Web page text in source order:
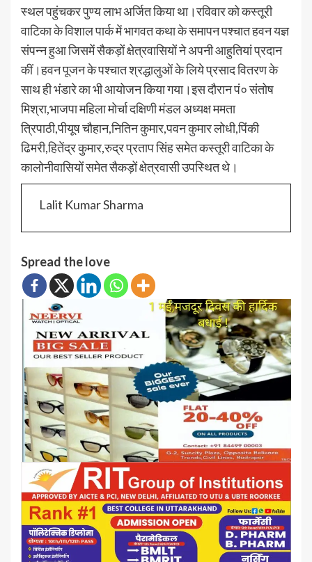
स्थल पहुंचकर पुण्य लाभ अर्जित किया था।रविवार को कस्तूरी
वाटिका के विशाल पार्क में भागवत कथा के समापन पश्चात हवन यज्ञ
संपन्न हुआ जिसमें सैकड़ों क्षेत्रवासियों ने अपनी आहुतियां प्रदान
कीं।हवन पूजन के पश्चात श्रद्धालुओं के लिये प्रसाद वितरण के
साथ ही भंडारे का भी आयोजन किया गया।इस दौरान पं० संतोष
मिश्रा,भाजपा महिला मोर्चा दक्षिणी मंडल अध्यक्ष ममता
त्रिपाठी,पीयूष चौहान,नितिन कुमार,पवन कुमार लोधी,पिंकी
ढिमरी,हितेंद्र कुमार,रुद्र प्रताप सिंह समेत कस्तूरी वाटिका के
कालोनीवासियों समेत सैकड़ों क्षेत्रवासी उपस्थित थे।
Lalit Kumar Sharma
Spread the love